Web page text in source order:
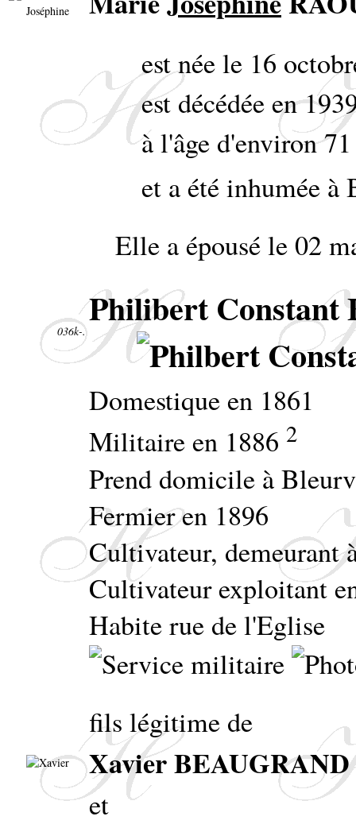
est née le 16
est décédée en
à l'âge d'environ
et a été inhumée
Elle a épousé le 02
036k-. Philibert Constant
Domestique en 1861
Militaire en 1886 2
Prend domicile à
Fermier en 1896
Cultivateur, demeurant
Cultivateur exploitant
Habite rue de l'Eglise
fils légitime de
Xavier BEAUGRAND
et